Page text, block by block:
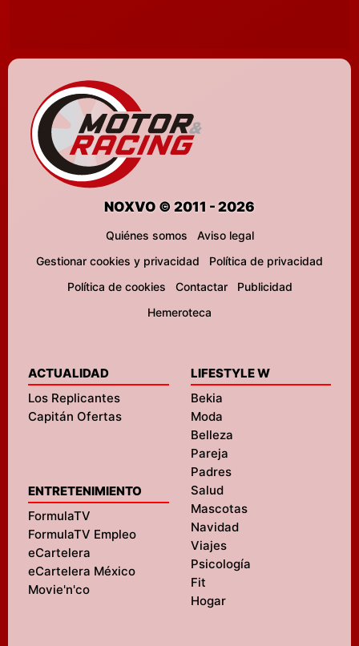
NOXVO © 2011 - 2026
Quiénes somos
Aviso legal
Gestionar cookies y privacidad
Política de privacidad
Política de cookies
Contactar
Publicidad
Hemeroteca
ACTUALIDAD
Los Replicantes
Capitán Ofertas
ENTRETENIMIENTO
FormulaTV
FormulaTV Empleo
eCartelera
eCartelera México
Movie'n'co
LIFESTYLE W
Bekia
Moda
Belleza
Pareja
Padres
Salud
Mascotas
Navidad
Viajes
Psicología
Fit
Hogar